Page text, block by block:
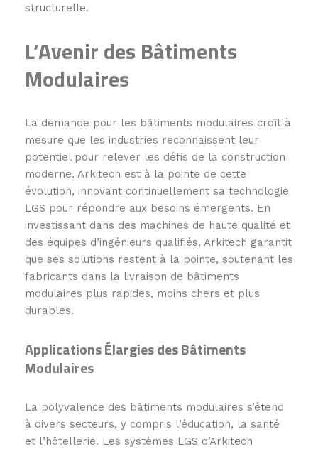
structurelle.
L’Avenir des Bâtiments
Modulaires
La demande pour les bâtiments modulaires croît à
mesure que les industries reconnaissent leur
potentiel pour relever les défis de la construction
moderne. Arkitech est à la pointe de cette
évolution, innovant continuellement sa technologie
LGS pour répondre aux besoins émergents. En
investissant dans des machines de haute qualité et
des équipes d’ingénieurs qualifiés, Arkitech garantit
que ses solutions restent à la pointe, soutenant les
fabricants dans la livraison de bâtiments
modulaires plus rapides, moins chers et plus
durables.
Applications Élargies des Bâtiments
Modulaires
La polyvalence des bâtiments modulaires s’étend
à divers secteurs, y compris l’éducation, la santé
et l’hôtellerie. Les systèmes LGS d’Arkitech